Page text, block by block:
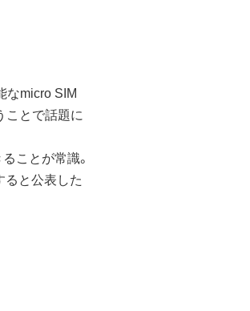
なmicro SIM
ことで話題に
ことが常識。
と公表した